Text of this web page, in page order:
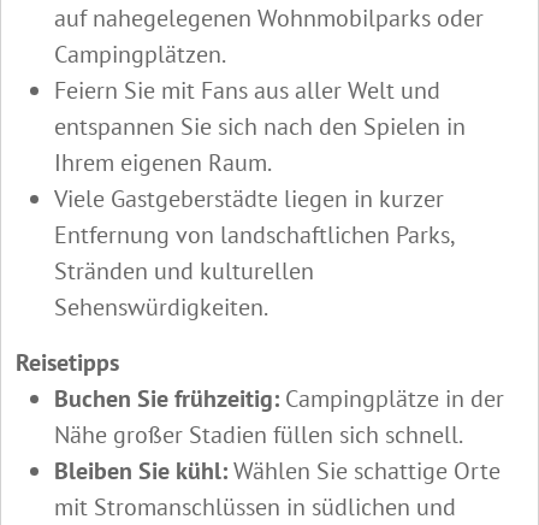
auf nahegelegenen Wohnmobilparks oder
Campingplätzen.
Feiern Sie mit Fans aus aller Welt und
entspannen Sie sich nach den Spielen in
Ihrem eigenen Raum.
Viele Gastgeberstädte liegen in kurzer
Entfernung von landschaftlichen Parks,
Stränden und kulturellen
Sehenswürdigkeiten.
Reisetipps
Buchen Sie frühzeitig: Campingplätze in der
Nähe großer Stadien füllen sich schnell.
Bleiben Sie kühl:Wählen Sie schattige Orte
mit Stromanschlüssen in südlichen und